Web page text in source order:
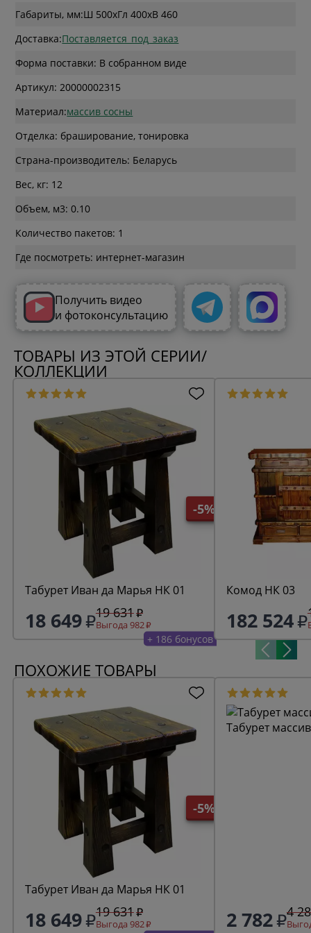
Габариты, мм:Ш 500xГл 400xВ 460
Доставка:Поставляется_под_заказ
Форма поставки: В собранном виде
Артикул: 20000002315
Материал:массив сосны
Отделка: браширование, тонировка
Страна-производитель: Беларусь
Вес, кг: 12
Объем, м3: 0.10
Количество пакетов: 1
Где посмотреть: интернет-магазин
Получить видео
и фотоконсультацию
ТОВАРЫ ИЗ ЭТОЙ СЕРИИ/
КОЛЛЕКЦИИ
-5%
Табурет Иван да Марья НК 01
18 649 19 631
Выгода 982
+ 186 бонусов
Комод НК 03
182 524
ПОХОЖИЕ ТОВАРЫ
-5%
Табурет Иван да Марья НК 01
18 649 19 631
Выгода 982
Табурет
2 782 4